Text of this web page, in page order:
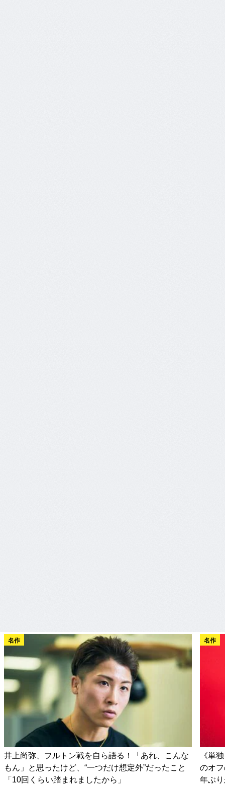
名作
井上尚弥、フルトン戦を自ら語る！「あれ、こんな
もん」と思ったけど、“一つだけ想定外”だったこと
「10回くらい踏まれましたから」
名作
《単
のオ
年ぶ